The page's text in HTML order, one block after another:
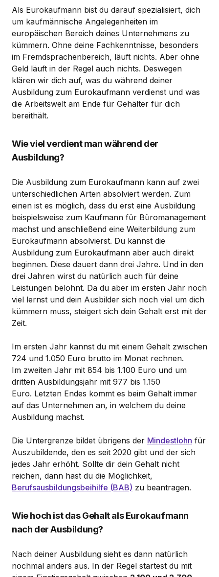
Als Eurokaufmann bist du darauf spezialisiert, dich
um kaufmännische Angelegenheiten im
europäischen Bereich deines Unternehmens zu
kümmern. Ohne deine Fachkenntnisse, besonders
im Fremdsprachenbereich, läuft nichts. Aber ohne
Geld läuft in der Regel auch nichts. Deswegen
klären wir dich auf, was du während deiner
Ausbildung zum Eurokaufmann verdienst und was
die Arbeitswelt am Ende für Gehälter für dich
bereithält.
Wie viel verdient man während der
Ausbildung?
Die Ausbildung zum Eurokaufmann kann auf zwei
unterschiedlichen Arten absolviert werden. Zum
einen ist es möglich, dass du erst eine Ausbildung
beispielsweise zum Kaufmann für Büromanagement
machst und anschließend eine Weiterbildung zum
Eurokaufmann absolvierst. Du kannst die
Ausbildung zum Eurokaufmann aber auch direkt
beginnen. Diese dauert dann drei Jahre. Und in den
drei Jahren wirst du natürlich auch für deine
Leistungen belohnt. Da du aber im ersten Jahr noch
viel lernst und dein Ausbilder sich noch viel um dich
kümmern muss, steigert sich dein Gehalt erst mit der
Zeit.
Im ersten Jahr kannst du mit einem Gehalt zwischen
724 und 1.050 Euro brutto im Monat rechnen.
Im zweiten Jahr mit 854 bis 1.100 Euro und um
dritten Ausbildungsjahr mit 977 bis 1.150
Euro. Letzten Endes kommt es beim Gehalt immer
auf das Unternehmen an, in welchem du deine
Ausbildung machst.
Die Untergrenze bildet übrigens der Mindestlohn für
Auszubildende, den es seit 2020 gibt und der sich
jedes Jahr erhöht. Sollte dir dein Gehalt nicht
reichen, dann hast du die Möglichkeit,
Berufsausbildungsbeihilfe (BAB) zu beantragen.
Wie hoch ist das Gehalt als Eurokaufmann
nach der Ausbildung?
Nach deiner Ausbildung sieht es dann natürlich
nochmal anders aus. In der Regel startest du mit